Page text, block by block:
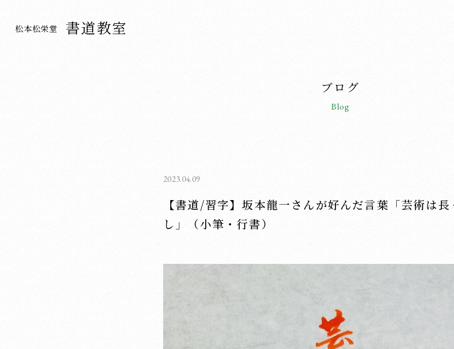
松本松栄堂 書道教室
ブログ
Blog
2023.04.09
【書道/習字】坂本龍一さんが好んだ言葉「芸術は
し」（小筆・行書）